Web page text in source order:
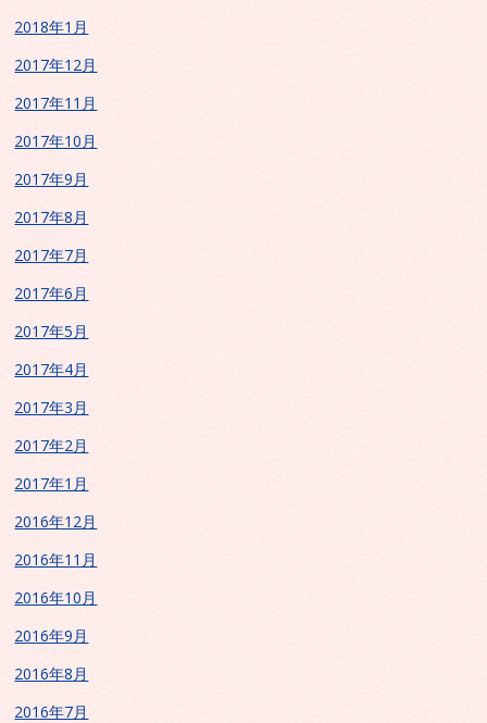
2018年1月
2017年12月
2017年11月
2017年10月
2017年9月
2017年8月
2017年7月
2017年6月
2017年5月
2017年4月
2017年3月
2017年2月
2017年1月
2016年12月
2016年11月
2016年10月
2016年9月
2016年8月
2016年7月